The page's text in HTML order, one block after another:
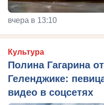
вчера в 13:10
Культура
Полина Гагарина
Геленджике:
видео в соцсетях